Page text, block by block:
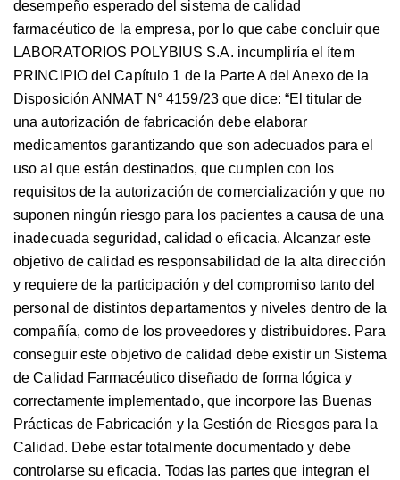
desempeño esperado del sistema de calidad
farmacéutico de la empresa, por lo que cabe concluir que
LABORATORIOS POLYBIUS S.A. incumpliría el ítem
PRINCIPIO del Capítulo 1 de la Parte A del Anexo de la
Disposición ANMAT N° 4159/23 que dice: “El titular de
una autorización de fabricación debe elaborar
medicamentos garantizando que son adecuados para el
uso al que están destinados, que cumplen con los
requisitos de la autorización de comercialización y que no
suponen ningún riesgo para los pacientes a causa de una
inadecuada seguridad, calidad o eficacia. Alcanzar este
objetivo de calidad es responsabilidad de la alta dirección
y requiere de la participación y del compromiso tanto del
personal de distintos departamentos y niveles dentro de la
compañía, como de los proveedores y distribuidores. Para
conseguir este objetivo de calidad debe existir un Sistema
de Calidad Farmacéutico diseñado de forma lógica y
correctamente implementado, que incorpore las Buenas
Prácticas de Fabricación y la Gestión de Riesgos para la
Calidad. Debe estar totalmente documentado y debe
controlarse su eficacia. Todas las partes que integran el